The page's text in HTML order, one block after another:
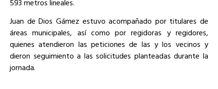
Juan de Dios Gámez estuvo acompañado por titulares de
áreas municipales, así como por regidoras y regidores,
quienes atendieron las peticiones de las y los vecinos y
dieron seguimiento a las solicitudes planteadas durante la
jornada.